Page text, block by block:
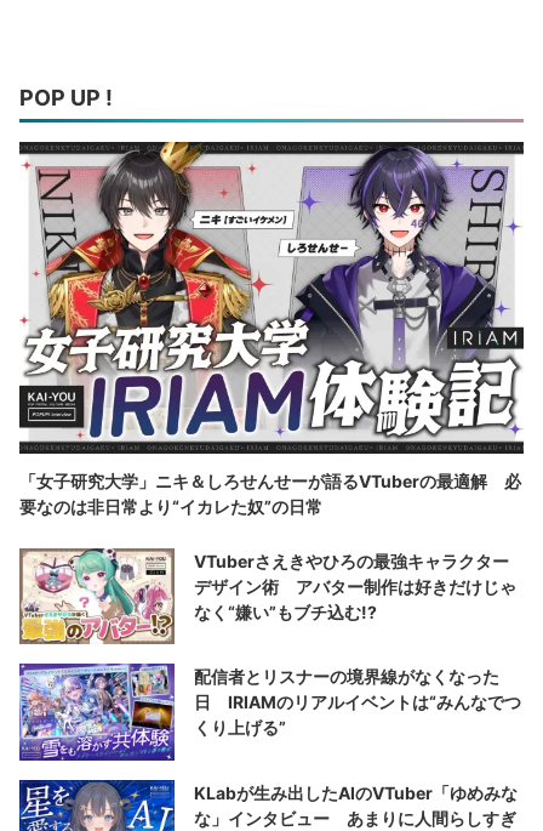
POP UP !
「女子研究大学」ニキ＆しろせんせーが語るVTuberの最適解 必
要なのは非日常より“イカレた奴”の日常
VTuberさえきやひろの最強キャラクター
デザイン術 アバター制作は好きだけじゃ
なく“嫌い”もブチ込む!?
配信者とリスナーの境界線がなくなった
日 IRIAMのリアルイベントは“みんなでつ
くり上げる”
KLabが生み出したAIのVTuber「ゆめみな
な」インタビュー あまりに人間らしすぎ